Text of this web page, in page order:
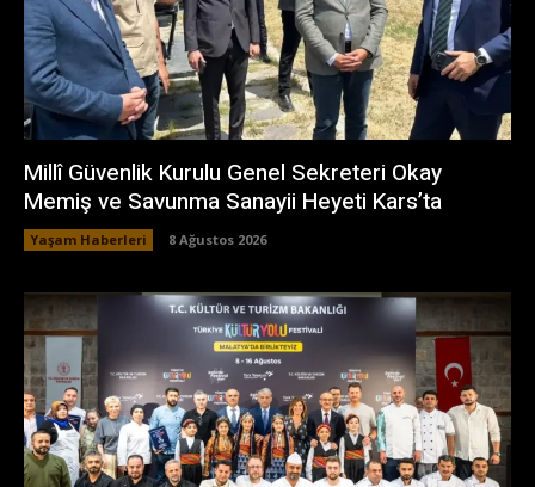
Millî Güvenlik Kurulu Genel Sekreteri Okay
Memiş ve Savunma Sanayii Heyeti Kars’ta
Yaşam Haberleri 8 Ağustos 2026